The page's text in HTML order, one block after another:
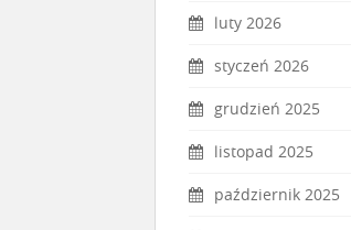
luty 2026
styczeń 2026
grudzień 2025
listopad 2025
październik 2025